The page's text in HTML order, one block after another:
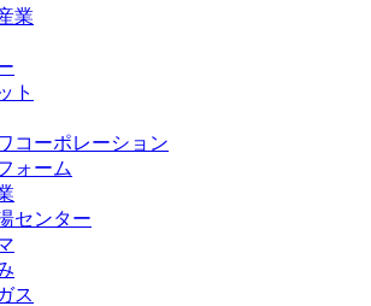
業
ト
コーポレーション
ォーム
センター
ス